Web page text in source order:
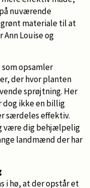
nuværende
materiale til at
Louise og
opsamler
der hvor planten
sprøjtning. Her
dog ikke en billig
særdeles effektiv.
være dig behjælpelig
landmænd der har
i hø, at der opstår et